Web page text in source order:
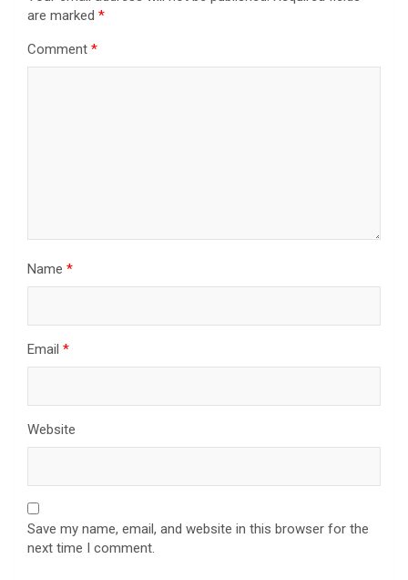
are marked *
Comment *
Name *
Email *
Website
Save my name, email, and website in this browser for the
next time I comment.